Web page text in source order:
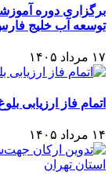
برگزاری دوره
توسعه آب خلیج
۱۷ مرداد ۱۴۰۵
اتمام فاز ارزیابی
۱۴ مرداد ۱۴۰۵